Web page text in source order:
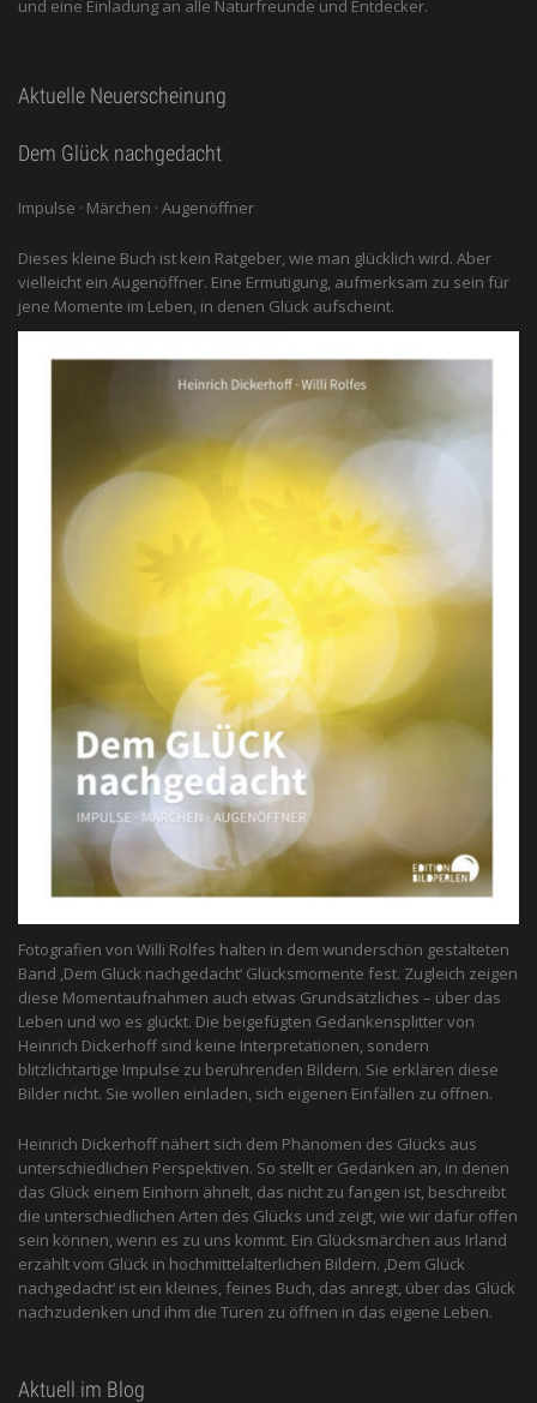
und eine Einladung an alle ­Naturfreunde und Entdecker.
Aktuelle Neuerscheinung
Dem Glück nachgedacht
Impulse · Märchen · Augenöffner
Dieses kleine Buch ist kein Ratgeber, wie man glücklich wird. Aber
vielleicht ein Augenöffner. Eine Ermutigung, aufmerksam zu sein für
jene Momente im Leben, in denen Glück aufscheint.
Fotografien von Willi Rolfes halten in dem wunderschön gestalteten
Band ‚Dem Glück nachgedacht‘ Glücksmomente fest. Zugleich zeigen
diese Momentaufnahmen auch etwas Grundsätzliches – über das
Leben und wo es glückt. Die beigefügten Gedankensplitter von
Heinrich Dickerhoff sind keine Interpretationen, sondern
blitzlichtartige Impulse zu berührenden Bildern. Sie erklären diese
Bilder nicht. Sie wollen einladen, sich eigenen Einfällen zu öffnen.
Heinrich Dickerhoff nähert sich dem Phänomen des Glücks aus
unterschiedlichen Perspektiven. So stellt er Gedanken an, in denen
das Glück einem Einhorn ähnelt, das nicht zu fangen ist, beschreibt
die unterschiedlichen Arten des Glücks und zeigt, wie wir dafür offen
sein können, wenn es zu uns kommt. Ein Glücksmärchen aus Irland
erzählt vom Glück in hochmittelalterlichen Bildern. ‚Dem Glück
nachgedacht‘ ist ein kleines, feines Buch, das anregt, über das Glück
nachzudenken und ihm die Türen zu öffnen in das eigene Leben.
Aktuell im Blog